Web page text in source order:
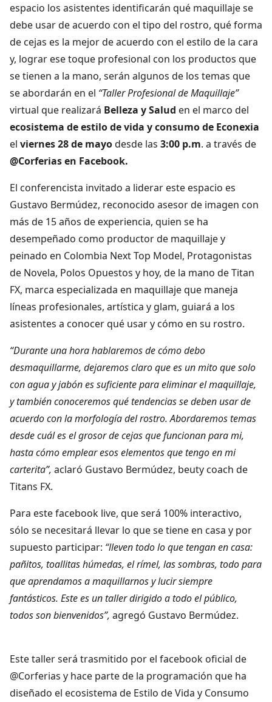
espacio los asistentes identificarán qué maquillaje se
debe usar de acuerdo con el tipo del rostro, qué forma
de cejas es la mejor de acuerdo con el estilo de la cara
y, lograr ese toque profesional con los productos que
se tienen a la mano, serán algunos de los temas que
se abordarán en el “Taller Profesional de Maquillaje”
virtual que realizará Belleza y Salud en el marco del
ecosistema de estilo de vida y consumo de Econexia
el viernes 28 de mayodesde las 3:00 p.m. a través de
@Corferias en Facebook.
El conferencista invitado a liderar este espacio es
Gustavo Bermúdez, reconocido asesor de imagen con
más de 15 años de experiencia, quien se ha
desempeñado como productor de maquillaje y
peinado en Colombia Next Top Model, Protagonistas
de Novela, Polos Opuestos y hoy, de la mano de Titan
FX, marca especializada en maquillaje que maneja
líneas profesionales, artística y glam, guiará a los
asistentes a conocer qué usar y cómo en su rostro.
“Durante una hora hablaremos de cómo debo
desmaquillarme, dejaremos claro que es un mito que solo
con agua y jabón es suficiente para eliminar el maquillaje,
y también conoceremos qué tendencias se deben usar de
acuerdo con la morfología del rostro. Abordaremos temas
desde cuál es el grosor de cejas que funcionan para mi,
hasta cómo emplear esos elementos que tengo en mi
carterita”, aclaró Gustavo Bermúdez, beuty coach de
Titans FX.
Para este facebook live, que será 100% interactivo,
sólo se necesitará llevar lo que se tiene en casa y por
supuesto participar: “lleven todo lo que tengan en casa:
pañitos, toallitas húmedas, el rímel, las sombras, todo para
que aprendamos a maquillarnos y lucir siempre
fantásticos. Este es un taller dirigido a todo el público,
todos son bienvenidos”, agregó Gustavo Bermúdez.
Este taller será trasmitido por el facebook oficial de
@Corferias y hace parte de la programación que ha
diseñado el ecosistema de Estilo de Vida y Consumo